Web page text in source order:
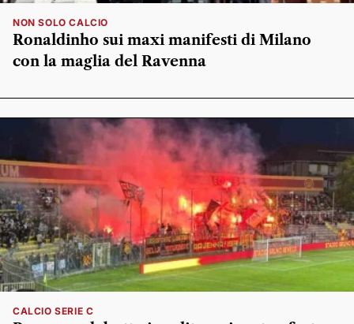
NON SOLO CALCIO
Ronaldinho sui maxi manifesti di Milano
con la maglia del Ravenna
CALCIO SERIE C